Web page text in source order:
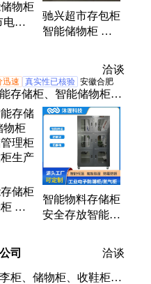
物柜
电子
驰兴超市存包柜
智能储物柜 物
洽谈
迅速 真实性已核验 安徽合肥
存储柜、智能储物柜、
网络刷卡器、24路电磁
管理存储柜、半导体氮
工业氮气柜、电子防潮
湿度含氧量氮气柜控
气柜
储柜
智
智能物料存储柜
安全存放智能工
控氮系列储物柜
司 洽谈
柜、储物柜、收鞋柜、